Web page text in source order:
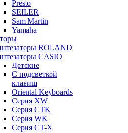
Presto
SEILER
Sam Martin
Yamaha
ROLAND
CASIO
Детские
С подсветкой
клавиш
Oriental Keyboards
Cерия XW
Серия CTK
Серия WK
Серия CT-X